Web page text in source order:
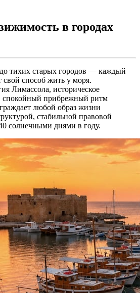
в городах
тихих старых городов — каждый
свой способ жить у моря.
Лимассола, историческое
спокойный прибрежный ритм
любой образ жизни
стабильной правовой
солнечными днями в году.